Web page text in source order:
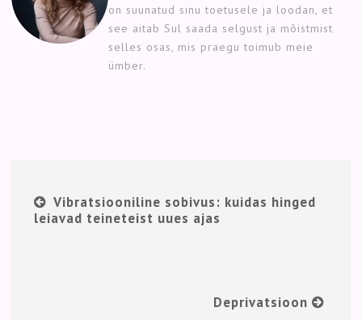
on suunatud sinu toetusele ja loodan, et
see aitab Sul saada selgust ja mõistmist
selles osas, mis praegu toimub meie
ümber.
Vibratsiooniline sobivus: kuidas hinged
leiavad teineteist uues ajas
Deprivatsioon